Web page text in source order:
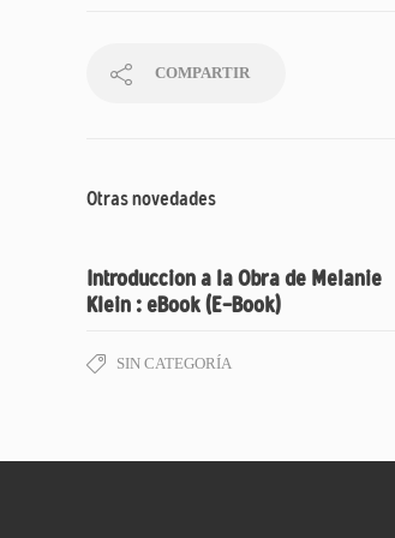
COMPARTIR
Otras novedades
Introduccion a la Obra de Melanie
Klein : eBook (E-Book)
SIN CATEGORÍA